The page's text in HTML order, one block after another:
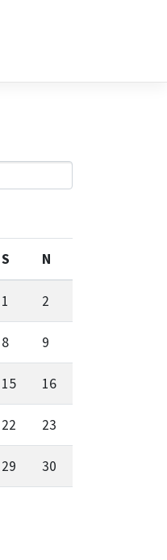
S N
1 2
8 9
15 16
22 23
29 30